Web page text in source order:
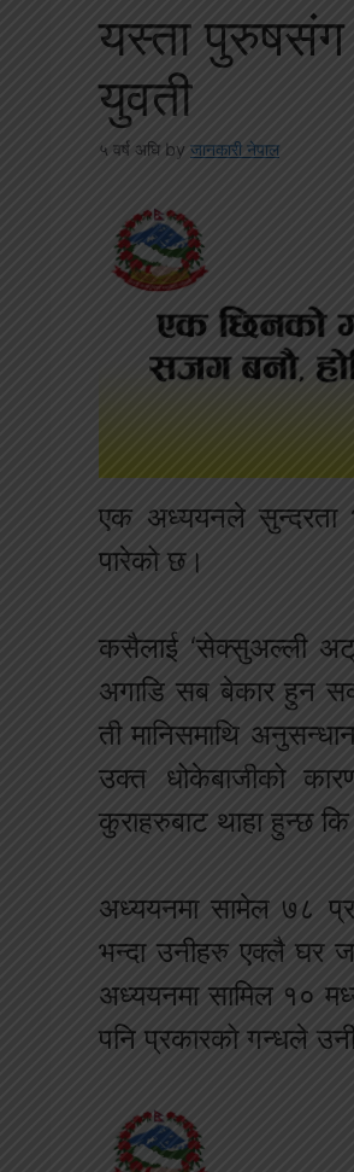
यस्ता पुरुषसंग
युवती
५ वर्ष अघि by जानकारी नेपाल
एक अध्ययनले सुन्दरता
पारेको छ।
कसैलाई ‘सेक्सुअल्ली
अगाडि सब बेकार हुन
ती मानिसमाथि
उक्त धोकेबाजीको
कुराहरुबाट थाहा हुन्छ
अध्ययनमा सामेल ७८
भन्दा उनीहरु एक्लै घर
अध्ययनमा सामिल १०
पनि प्रकारको गन्धले